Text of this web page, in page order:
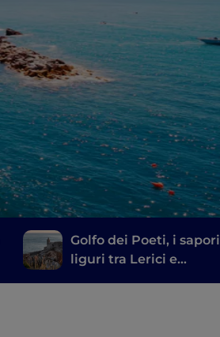
Golfo dei Poeti, i sapori
liguri tra Lerici e